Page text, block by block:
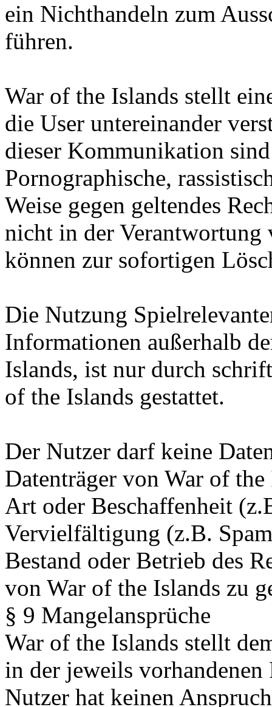
ein Nichthandeln zum
führen.
War of the Islands stellt
die User untereinander
dieser Kommunikation
Pornographische,
Weise gegen geltendes
nicht in der Verantwortung
können zur sofortigen
Die Nutzung
Informationen außerhalb
Islands, ist nur durch
of the Islands gestattet.
Der Nutzer darf keine
Datenträger von War of
Art oder Beschaffenheit
Vervielfältigung (z.B.
Bestand oder Betrieb des
von War of the Islands zu
§ 9 Mangelansprüche
War of the Islands stellt
in der jeweils
Nutzer hat keinen